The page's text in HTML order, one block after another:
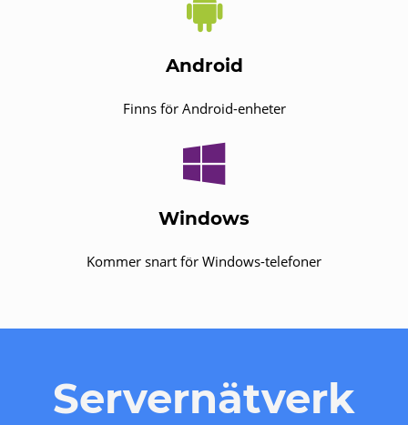
Android
Finns för Android-enheter
Windows
Kommer snart för Windows-telefoner
Servernätverk